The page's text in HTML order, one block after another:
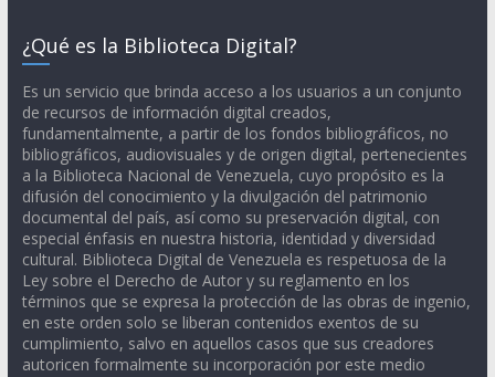
¿Qué es la Biblioteca Digital?
Es un servicio que brinda acceso a los usuarios a un conjunto
de recursos de información digital creados,
fundamentalmente, a partir de los fondos bibliográficos, no
bibliográficos, audiovisuales y de origen digital, pertenecientes
a la Biblioteca Nacional de Venezuela, cuyo propósito es la
difusión del conocimiento y la divulgación del patrimonio
documental del país, así como su preservación digital, con
especial énfasis en nuestra historia, identidad y diversidad
cultural. Biblioteca Digital de Venezuela es respetuosa de la
Ley sobre el Derecho de Autor y su reglamento en los
términos que se expresa la protección de las obras de ingenio,
en este orden solo se liberan contenidos exentos de su
cumplimiento, salvo en aquellos casos que sus creadores
autoricen formalmente su incorporación por este medio